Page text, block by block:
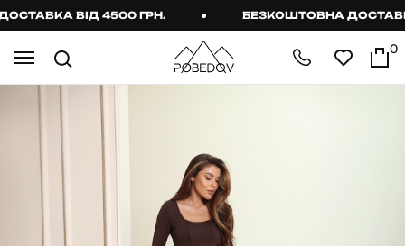
ВІД 4500 ГРН. БЕЗКОШТОВНА ДОСТАВКА
0